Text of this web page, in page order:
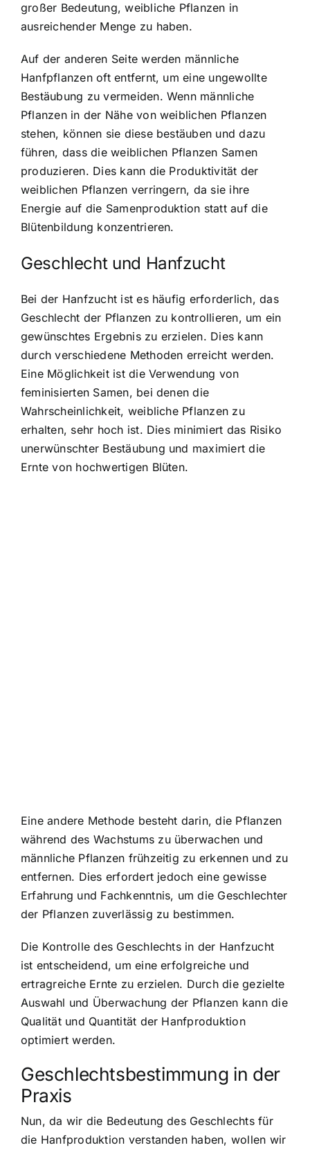
großer Bedeutung, weibliche Pflanzen in
ausreichender Menge zu haben.
Auf der anderen Seite werden männliche
Hanfpflanzen oft entfernt, um eine ungewollte
Bestäubung zu vermeiden. Wenn männliche
Pflanzen in der Nähe von weiblichen Pflanzen
stehen, können sie diese bestäuben und dazu
führen, dass die weiblichen Pflanzen Samen
produzieren. Dies kann die Produktivität der
weiblichen Pflanzen verringern, da sie ihre
Energie auf die Samenproduktion statt auf die
Blütenbildung konzentrieren.
Geschlecht und Hanfzucht
Bei der Hanfzucht ist es häufig erforderlich, das
Geschlecht der Pflanzen zu kontrollieren, um ein
gewünschtes Ergebnis zu erzielen. Dies kann
durch verschiedene Methoden erreicht werden.
Eine Möglichkeit ist die Verwendung von
feminisierten Samen, bei denen die
Wahrscheinlichkeit, weibliche Pflanzen zu
erhalten, sehr hoch ist. Dies minimiert das Risiko
unerwünschter Bestäubung und maximiert die
Ernte von hochwertigen Blüten.
Eine andere Methode besteht darin, die Pflanzen
während des Wachstums zu überwachen und
männliche Pflanzen frühzeitig zu erkennen und zu
entfernen. Dies erfordert jedoch eine gewisse
Erfahrung und Fachkenntnis, um die Geschlechter
der Pflanzen zuverlässig zu bestimmen.
Die Kontrolle des Geschlechts in der Hanfzucht
ist entscheidend, um eine erfolgreiche und
ertragreiche Ernte zu erzielen. Durch die gezielte
Auswahl und Überwachung der Pflanzen kann die
Qualität und Quantität der Hanfproduktion
optimiert werden.
Geschlechtsbestimmung in der
Praxis
Nun, da wir die Bedeutung des Geschlechts für
die Hanfproduktion verstanden haben, wollen wir